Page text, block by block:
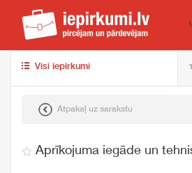
Visi iepirkumi
Atpakaļ uz sarakstu
Aprīkojuma iegāde un